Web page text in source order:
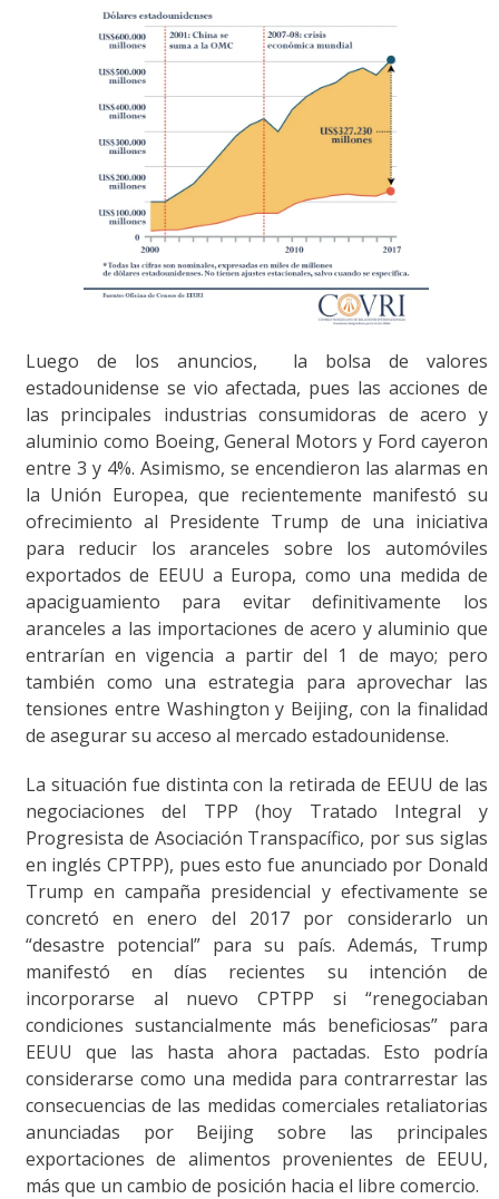
Luego de los anuncios, la bolsa de valores
estadounidense se vio afectada, pues las acciones de
las principales industrias consumidoras de acero y
aluminio como Boeing, General Motors y Ford cayeron
entre 3 y 4%. Asimismo, se encendieron las alarmas en
la Unión Europea, que recientemente manifestó su
ofrecimiento al Presidente Trump de una iniciativa
para reducir los aranceles sobre los automóviles
exportados de EEUU a Europa, como una medida de
apaciguamiento para evitar definitivamente los
aranceles a las importaciones de acero y aluminio que
entrarían en vigencia a partir del 1 de mayo; pero
también como una estrategia para aprovechar las
tensiones entre Washington y Beijing, con la finalidad
de asegurar su acceso al mercado estadounidense.
La situación fue distinta con la retirada de EEUU de las
negociaciones del TPP (hoy Tratado Integral y
Progresista de Asociación Transpacífico, por sus siglas
en inglés CPTPP), pues esto fue anunciado por Donald
Trump en campaña presidencial y efectivamente se
concretó en enero del 2017 por considerarlo un
“desastre potencial” para su país. Además, Trump
manifestó en días recientes su intención de
incorporarse al nuevo CPTPP si “renegociaban
condiciones sustancialmente más beneficiosas” para
EEUU que las hasta ahora pactadas. Esto podría
considerarse como una medida para contrarrestar las
consecuencias de las medidas comerciales retaliatorias
anunciadas por Beijing sobre las principales
exportaciones de alimentos provenientes de EEUU,
más que un cambio de posición hacia el libre comercio.